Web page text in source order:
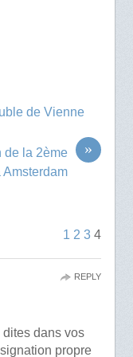
de Vienne
»
de la 2ème
1 2 3 4
dites dans vos
propre
REPLY